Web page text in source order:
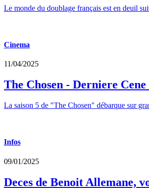
Le monde du doublage français est en deuil
Cinema
11/04/2025
The Chosen - Derniere
La saison 5 de "The Chosen" débarque sur
Infos
09/01/2025
Deces de Benoit Allemane,